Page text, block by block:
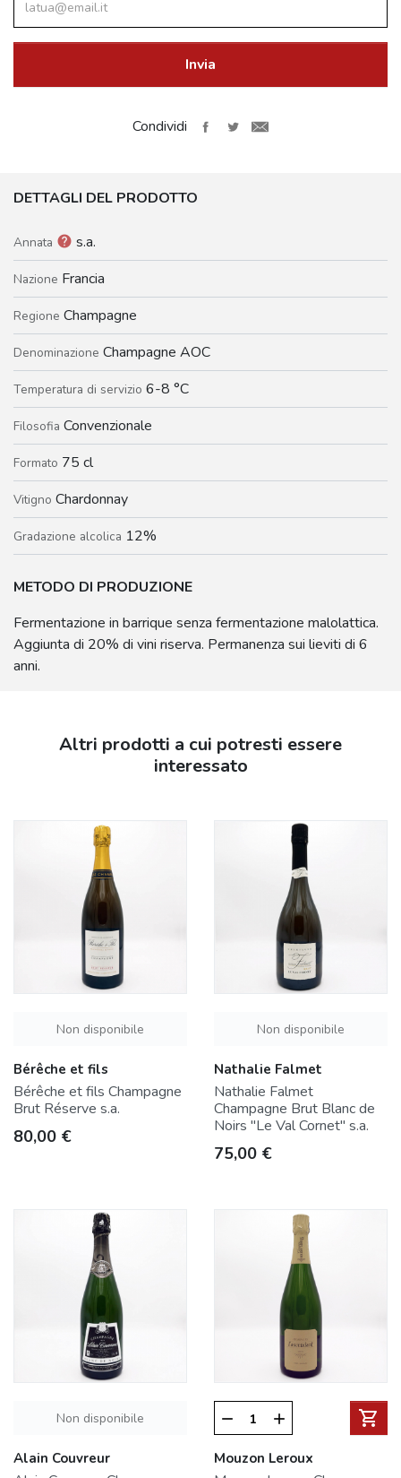
Invia
Condividi
DETTAGLI DEL PRODOTTO
Annata help s.a.
Nazione Francia
Regione Champagne
Denominazione Champagne AOC
Temperatura di servizio 6-8 °C
Filosofia Convenzionale
Formato 75 cl
Vitigno Chardonnay
Gradazione alcolica 12%
METODO DI PRODUZIONE
Fermentazione in barrique senza fermentazione malolattica.
Aggiunta di 20% di vini riserva. Permanenza sui lieviti di 6
anni.
Altri prodotti a cui potresti essere
interessato
Non disponibile
Bérêche et fils
Bérêche et fils Champagne
Brut Réserve s.a.
Prezzo
80,00 €
Non disponibile
Nathalie Falmet
Nathalie Falmet
Champagne Brut Blanc de
Noirs "Le Val Cornet" s.a.
Prezzo
75,00 €
Non disponibile
Alain Couvreur
remove add shopping_cart
Mouzon Leroux